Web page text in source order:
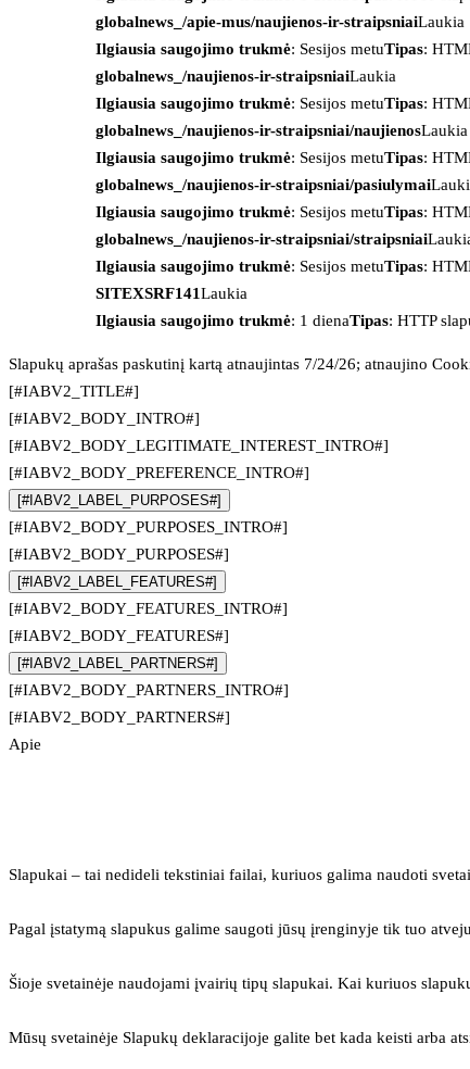
globalnews_/apie-mus/naujienos-ir-straipsniaiLaukia
Ilgiausia saugojimo trukmė: Sesijos metuTipas:
globalnews_/naujienos-ir-straipsniaiLaukia
Ilgiausia saugojimo trukmė: Sesijos metuTipas:
globalnews_/naujienos-ir-straipsniai/naujienosLaukia
Ilgiausia saugojimo trukmė: Sesijos metuTipas:
globalnews_/naujienos-ir-straipsniai/pasiulymai
Ilgiausia saugojimo trukmė: Sesijos metuTipas:
globalnews_/naujienos-ir-straipsniai/straipsniai
Ilgiausia saugojimo trukmė: Sesijos metuTipas:
SITEXSRF141Laukia
Ilgiausia saugojimo trukmė: 1 dienaTipas: HTTP
Slapukų aprašas paskutinį kartą atnaujintas 7/24/26; atnaujino
[#IABV2_TITLE#]
[#IABV2_BODY_INTRO#]
[#IABV2_BODY_LEGITIMATE_INTEREST_INTRO#]
[#IABV2_BODY_PREFERENCE_INTRO#]
[#IABV2_LABEL_PURPOSES#]
[#IABV2_BODY_PURPOSES_INTRO#]
[#IABV2_BODY_PURPOSES#]
[#IABV2_LABEL_FEATURES#]
[#IABV2_BODY_FEATURES_INTRO#]
[#IABV2_BODY_FEATURES#]
[#IABV2_LABEL_PARTNERS#]
[#IABV2_BODY_PARTNERS_INTRO#]
[#IABV2_BODY_PARTNERS#]
Apie
Slapukai – tai nedideli tekstiniai failai, kuriuos galima naudoti
Pagal įstatymą slapukus galime saugoti jūsų įrenginyje tik tuo
Šioje svetainėje naudojami įvairių tipų slapukai. Kai kuriuos
Mūsų svetainėje Slapukų deklaracijoje galite bet kada keisti arba